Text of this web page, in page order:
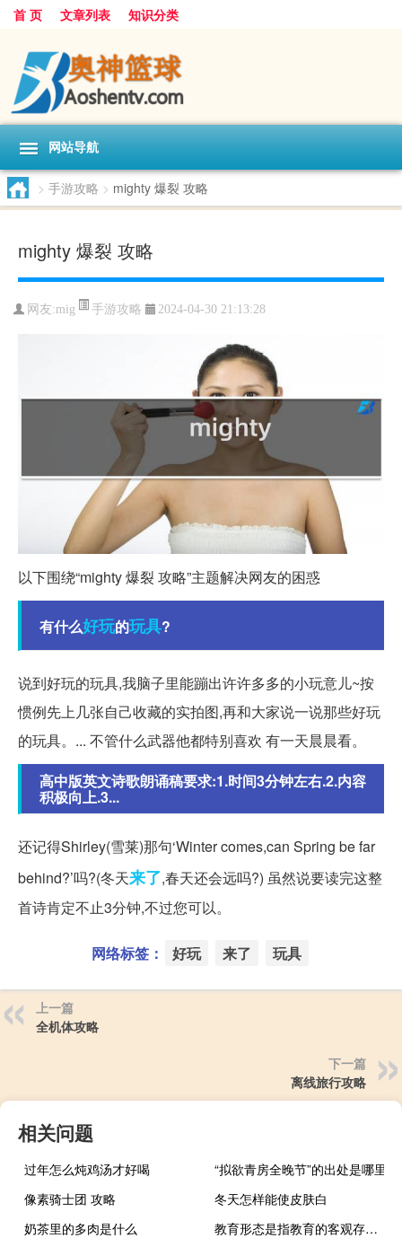
首 页 文章列表 知识分类
网站导航
> 手游攻略 > mighty 爆裂 攻略
mighty 爆裂 攻略
网友:mig 手游攻略 2024-04-30 21:13:28
以下围绕“mighty 爆裂 攻略”主题解决网友的困惑
有什么好玩的玩具?
说到好玩的玩具,我脑子里能蹦出许许多多的小玩意儿~按
惯例先上几张自己收藏的实拍图,再和大家说一说那些好玩
的玩具。... 不管什么武器他都特别喜欢 有一天晨晨看。
高中版英文诗歌朗诵稿要求:1.时间3分钟左右.2.内容
积极向上.3...
还记得Shirley(雪莱)那句‘Winter comes,can Spring be far
behind?’吗?(冬天来了,春天还会远吗?) 虽然说要读完这整
首诗肯定不止3分钟,不过您可以。
网络标签： 好玩 来了 玩具
上一篇
全机体攻略
下一篇
离线旅行攻略
相关问题
过年怎么炖鸡汤才好喝
“拟欲青房全晚节”的出处是哪里
像素骑士团 攻略
冬天怎样能使皮肤白
奶茶里的多肉是什么
教育形态是指教育的客观存在形式和表现状态 依据教育活动的规范程度 教育活动